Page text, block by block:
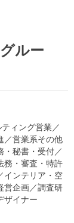
お知らせ
活コラム
ルー
ティング営業／
／営業系その他
・秘書・受付／
務・審査・特許
インテリア・空
営企画／調査研
ザイナー